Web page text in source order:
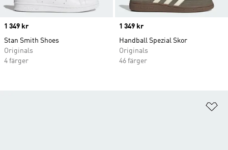
Price
1 349 kr
Stan Smith Shoes
Originals
4 färger
Price
1 349 kr
Handball Spezial Skor
Originals
46 färger